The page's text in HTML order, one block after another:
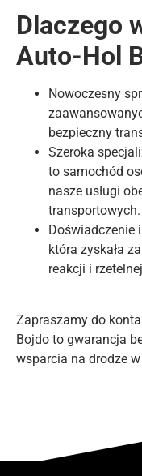
Dlaczego
Auto-Hol
Nowoczesny
bezpieczny
Szeroka
to samochód
nasze usługi
transportowych.
Doświadczenie
która zyskała
reakcji i
Zapraszamy do
Bojdo to gwarancja
wsparcia na drodze